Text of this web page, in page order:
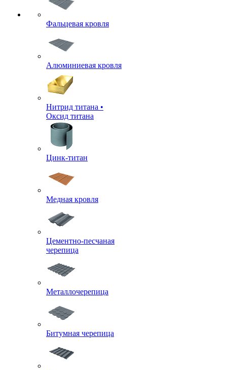
Фальцевая кровля
Алюминиевая кровля
Нитрид титана •
Оксид титана
Цинк-титан
Медная кровля
Цементно-песчаная
черепица
Металлочерепица
Битумная черепица